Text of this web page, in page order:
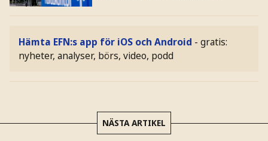
Hämta EFN:s app för iOS och Android - gratis:
nyheter, analyser, börs, video, podd
NÄSTA ARTIKEL